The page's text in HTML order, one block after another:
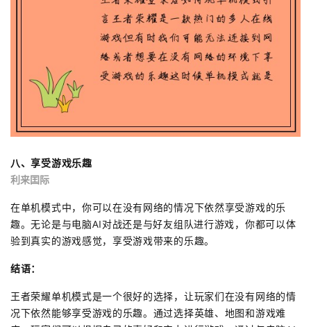
八、享受游戏乐趣
利来囯际
在单机模式中，你可以在没有网络的情况下依然享受游戏的乐
趣。无论是与电脑AI对战还是与好友组队进行游戏，你都可以体
验到真实的游戏感觉，享受游戏带来的乐趣。
结语：
王者荣耀单机模式是一个很好的选择，让玩家们在没有网络的情
况下依然能够享受游戏的乐趣。通过选择英雄、地图和游戏难